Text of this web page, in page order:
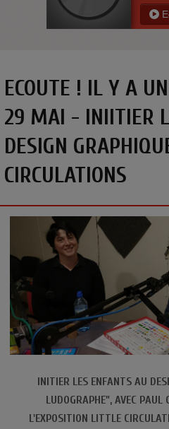
ECOUTE ! IL Y A
29 MAI - INIITIER
DESIGN
CIRCULATIONS
INITIER LES ENFANTS AU
LUDOGRAPHE", AVEC PAUL
L'EXPOSITION LITTLE